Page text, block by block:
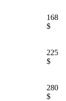
168
$
225
$
280
$